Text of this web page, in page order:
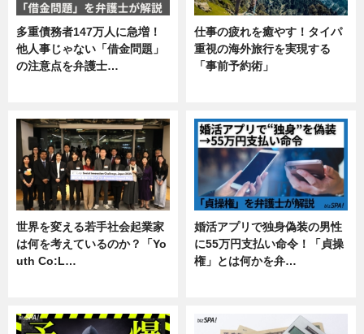
多重債務者147万人に急増！
他人事じゃない「借金問題」
の注意点を弁護士…
仕事の疲れを癒やす！タイパ
重視の海外旅行を実現する
「事前予約術」
世界を変える若手社会起業家
は何を考えているのか？「Yo
uth Co:L…
婚活アプリで独身偽装の男性
に55万円支払い命令！「貞操
権」とは何かを弁…